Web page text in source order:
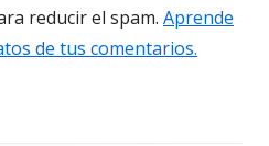
reducir el spam. Aprende
de tus comentarios.